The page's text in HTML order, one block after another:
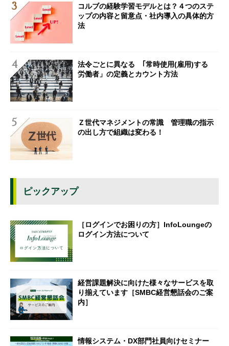
コルブの経験学習モデルとは？４つのステ
ップの内容と留意点・社内導入の具体的方
法
法令ごとに異なる ｢常時使用(雇用)する
労働者」の定義とカウント方法
Ｚ世代マネジメントの常識 管理職の指示
の出し方で組織は変わる！
ピックアップ
［ログインでお困りの方］InfoLoungeの
ログイン方法について
経営課題解決に向けた様々なサービスを取
り揃えています［SMBC経営懇話会のご案
内］
情報システム・DX部門社員向けセミナー